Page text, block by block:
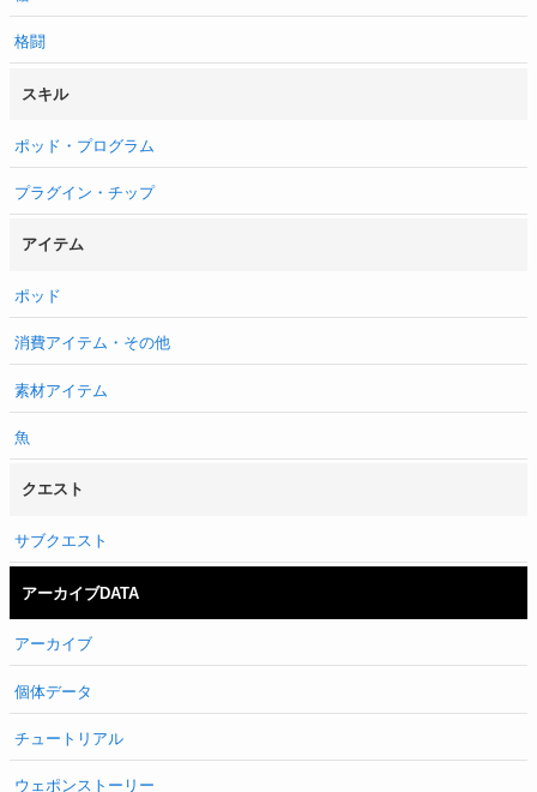
格闘
スキル
ポッド・プログラム
プラグイン・チップ
アイテム
ポッド
消費アイテム・その他
素材アイテム
魚
クエスト
サブクエスト
アーカイブDATA
アーカイブ
個体データ
チュートリアル
ウェポンストーリー